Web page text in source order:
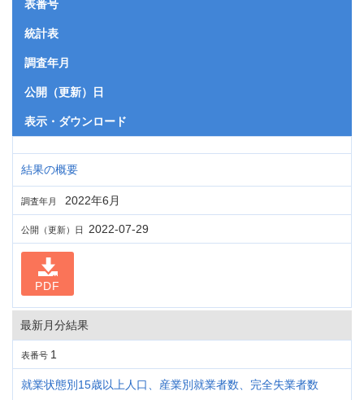
表番号
統計表
調査年月
公開（更新）日
表示・ダウンロード
結果の概要
調査年月 2022年6月
公開（更新）日 2022-07-29
PDF
最新月分結果
表番号 1
就業状態別15歳以上人口、産業別就業者数、完全失業者数